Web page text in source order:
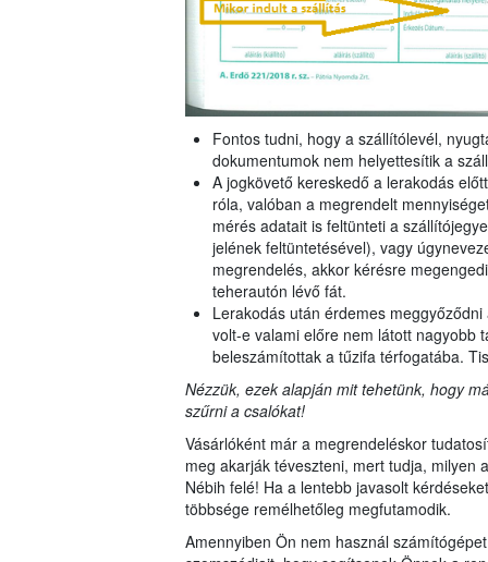
Fontos tudni, hogy a szállítólevél,
dokumentumok nem helyettesítik a
A jogkövető kereskedő a lerakodás
róla, valóban a megrendelt
mérés adatait is feltünteti a
jelének feltüntetésével), vagy
megrendelés, akkor kérésre
teherautón lévő fát.
Lerakodás után érdemes
volt-e valami előre nem látott nagyobb
beleszámítottak a tűzifa térfogatába.
Nézzük, ezek alapján mit tehetünk, hogy
szűrni a csalókat!
Vásárlóként már a megrendeléskor
meg akarják téveszteni, mert tudja, milyen
Nébih felé! Ha a lentebb javasolt
többsége remélhetőleg megfutamodik.
Amennyiben Ön nem használ